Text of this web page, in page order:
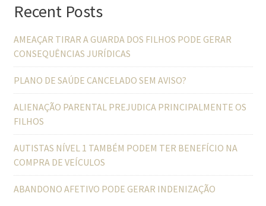
Recent Posts
AMEAÇAR TIRAR A GUARDA DOS FILHOS PODE GERAR
CONSEQUÊNCIAS JURÍDICAS
PLANO DE SAÚDE CANCELADO SEM AVISO?
ALIENAÇÃO PARENTAL PREJUDICA PRINCIPALMENTE OS
FILHOS
AUTISTAS NÍVEL 1 TAMBÉM PODEM TER BENEFÍCIO NA
COMPRA DE VEÍCULOS
ABANDONO AFETIVO PODE GERAR INDENIZAÇÃO